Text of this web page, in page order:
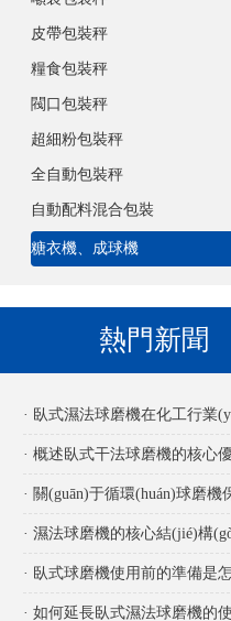
皮帶包裝秤
糧食包裝秤
閥口包裝秤
超細粉包裝秤
全自動包裝秤
自動配料混合包裝
糖衣機、成球機
熱門新聞
· 概述臥式干法球磨機的核心
· 濕法球磨機的核心結(jié)構
· 臥式球磨機使用前的準備是